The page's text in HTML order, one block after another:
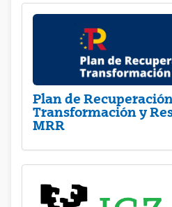
Plan de
Transformación y
MRR